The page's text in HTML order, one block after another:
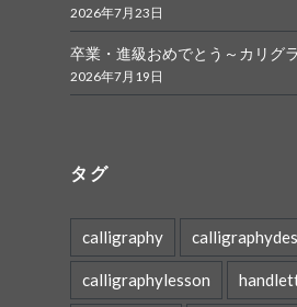
2026年7月23日
卒業・進級おめでとう～カリグ
2026年7月19日
タグ
calligraphy
calligraphylesson